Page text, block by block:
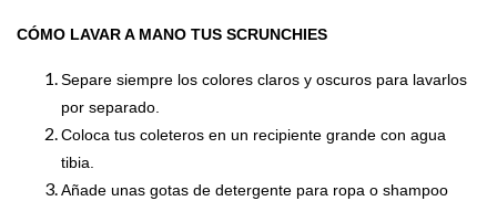
CÓMO LAVAR A MANO TUS SCRUNCHIES
Separe siempre los colores claros y oscuros para lavarlos
por separado.
Coloca tus coleteros en un recipiente grande con agua
tibia.
Añade unas gotas de detergente para ropa o shampoo